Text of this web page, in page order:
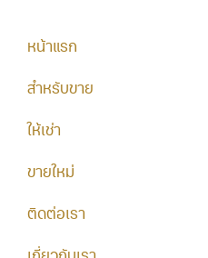
หน้าแรก
สำหรับขาย
ให้เช่า
ขายใหม่
ติดต่อเรา